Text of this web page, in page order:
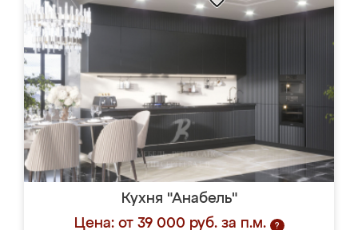
Кухня "Анабель"
Цена: от 39 000 руб. за п.м.
?